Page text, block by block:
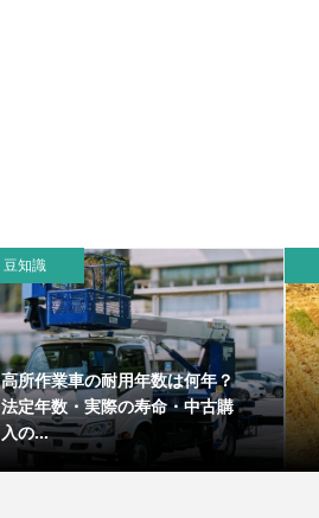
豆知識
高所作業車の耐用年数は何年？
法定年数・実際の寿命・中古購
入の...